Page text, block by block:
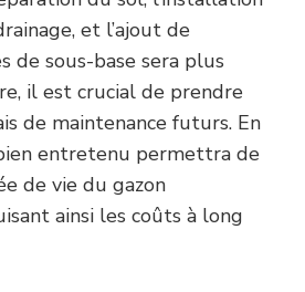
et l’ajout de
de sous-base sera plus
il est crucial de prendre
de maintenance futurs. En
entretenu permettra de
de vie du gazon
ainsi les coûts à long